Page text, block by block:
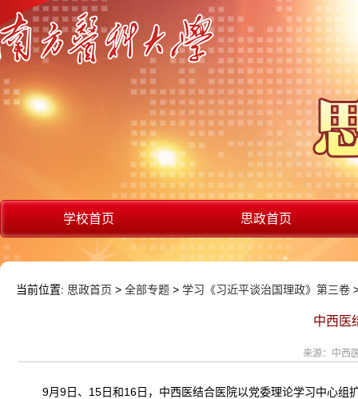
学校首页 思政首页
当前位置: 思政首页 > 全部专题 > 学习《习近平谈治国理政》第三卷
中西医
来源：中西
9月9日、15日和16日，中西医结合医院以党委理论学习中心组